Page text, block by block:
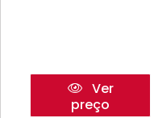
Ver
preço